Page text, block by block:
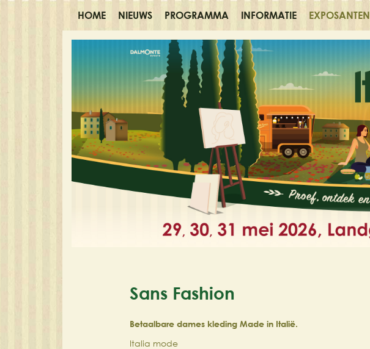
HOME NIEUWS PROGRAMMA INFORMATIE EXPOSANTEN
Sans Fashion
Betaalbare dames kleding Made in Italië.
Italia mode